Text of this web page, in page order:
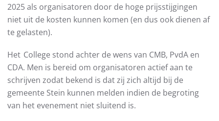
2025 als organisatoren door de hoge prijsstijgingen
niet uit de kosten kunnen komen (en dus ook dienen af
te gelasten).
Het College stond achter de wens van CMB, PvdA en
CDA. Men is bereid om organisatoren actief aan te
schrijven zodat bekend is dat zij zich altijd bij de
gemeente Stein kunnen melden indien de begroting
van het evenement niet sluitend is.